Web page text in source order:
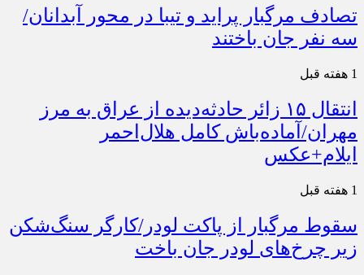
تصادف مرگبار پراید و تیبا در محور آبدانان/
سه نفر جان باختند
1 هفته قبل
انتقال ۱۵ زائر حادثه‌دیده از عراق به مرز
مهران/آماده‌باش کامل هلال‌احمر
ایلام+عکس
1 هفته قبل
سقوط مرگبار از پاکت لودر/کارگر سنگ‌شکن
زیر چرخ‌های لودر جان باخت